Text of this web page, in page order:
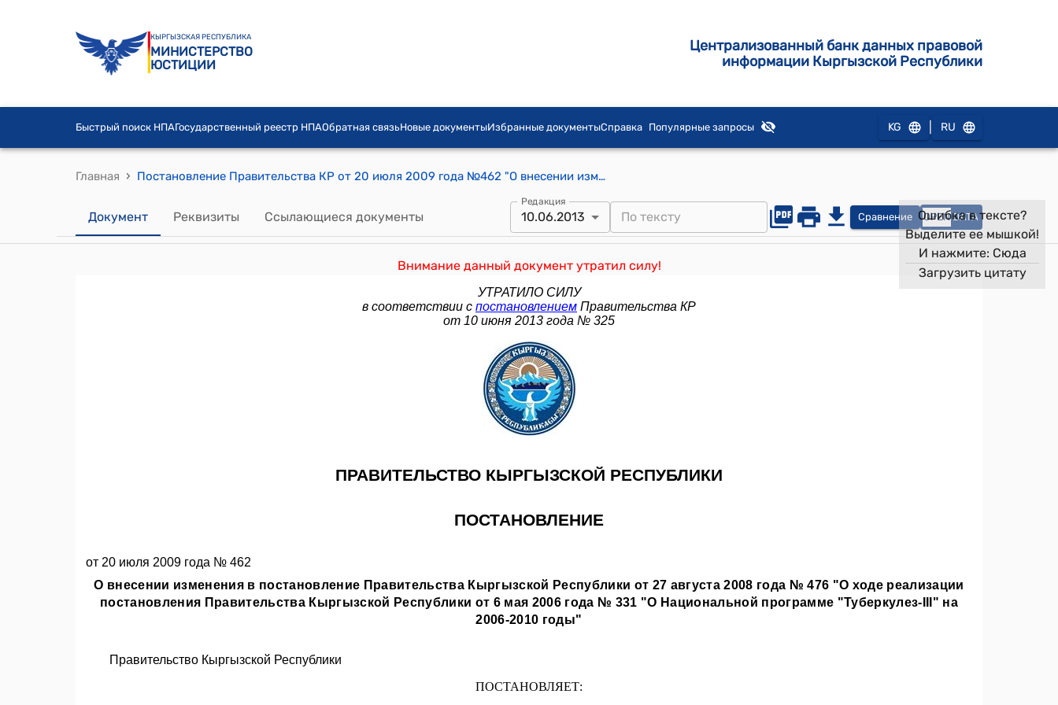
КЫРГЫЗСКАЯ РЕСПУБЛИКА
МИНИСТЕРСТВО
ЮСТИЦИИ
Централизованный банк данных правовой
информации Кыргызской Республики
Быстрый поиск НПАГосударственный реестр НПАОбратная связьНовые документыИзбранные документыСправка Популярные запросы KG RU
Главная › Постановление Правительства КР от 20 июля 2009 года №462 "О внесении изменения в постановление Правительства Кыргызской Республики от 27 августа 2008 года N 476 "О ходе реализации постановления Правительства Кыргызской Республики от 6 мая 2006 года N 331 "О Национальной программе "Туберкулез-III" на 2006-2010 годы"
Документ Реквизиты Ссылающиеся документы
Редакция
10.06.2013 Сравнение OPEN DATA
Внимание данный документ утратил силу!
Ошибка в тексте?
Выделите ее мышкой!
И нажмите: Сюда
Загрузить цитату